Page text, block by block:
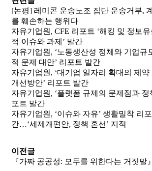
[논평] 레미콘 운송노조 집단 운송거부,
를 훼손하는 행위다
자유기업원, CFE 리포트 ‘해킹 및 정보
적 이슈와 과제’ 발간
자유기업원, ‘노동생산성 정체와 기업규
적 문제 대안’ 리포트 발간
자유기업원, ‘대기업 일자리 확대의 제약
개선방안’ 리포트 발간
자유기업원, ‘플랫폼 규제의 문제점과 정
포트 발간
자유기업원, ‘이슈와 자유’ 생활밀착 리
간…‘세제개편안, 정책 혼선’ 지적
이전글
『가짜 공공성: 모두를 위한다는 거짓말